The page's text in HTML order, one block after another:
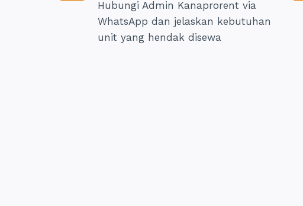
Hubungi Admin Kanaprorent via
WhatsApp dan jelaskan kebutuhan
unit yang hendak disewa